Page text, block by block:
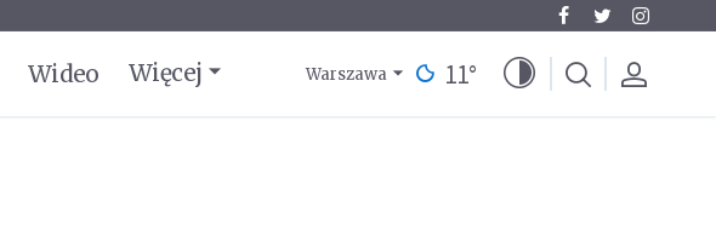
Wideo Więcej Warszawa 11°